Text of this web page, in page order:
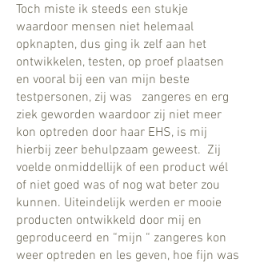
Toch miste ik steeds een stukje
waardoor mensen niet helemaal
opknapten, dus ging ik zelf aan het
ontwikkelen, testen, op proef plaatsen
en vooral bij een van mijn beste
testpersonen, zij was zangeres en erg
ziek geworden waardoor zij niet meer
kon optreden door haar EHS, is mij
hierbij zeer behulpzaam geweest. Zij
voelde onmiddellijk of een product wél
of niet goed was of nog wat beter zou
kunnen. Uiteindelijk werden er mooie
producten ontwikkeld door mij en
geproduceerd en “mijn “ zangeres kon
weer optreden en les geven, hoe fijn was